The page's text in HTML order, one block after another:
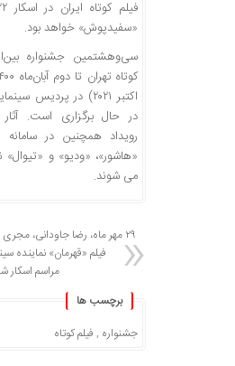
«سفیدپوش» خواهد بود.
سی‌وهشتمین جشنواره
اکتبر ۲۰۲۱) در پردیس
در حال برگزاری است.
رویداد همچنین در
«هاشور»، «ودیو» و
می شوند.
۲۹ مهر ماه، رضا جاودانی، مجری
فیلم «قهرمان» نماینده
مراسم اسکار
برچسب ها
جشنواره , فیلم کوتاه